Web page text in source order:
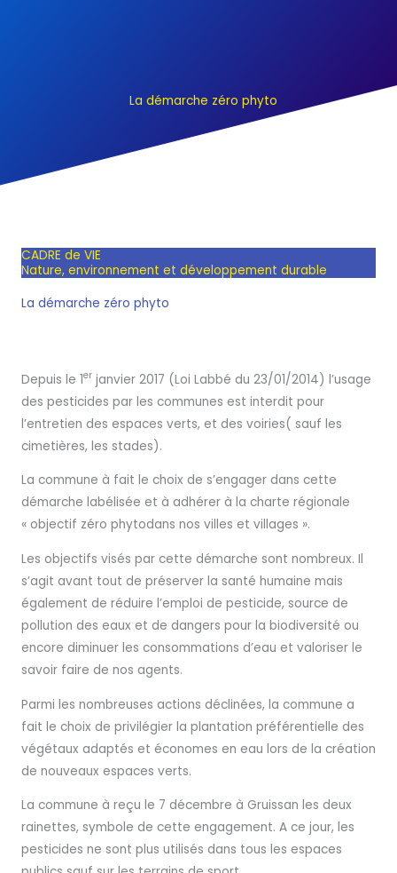
La démarche zéro phyto
CADRE de VIE
Nature, environnement et développement durable
La démarche zéro phyto
Depuis le 1er janvier 2017 (Loi Labbé du 23/01/2014) l’usage
des pesticides par les communes est interdit pour
l’entretien des espaces verts, et des voiries( sauf les
cimetières, les stades).
La commune à fait le choix de s’engager dans cette
démarche labélisée et à adhérer à la charte régionale
« objectif zéro phytodans nos villes et villages ».
Les objectifs visés par cette démarche sont nombreux. Il
s’agit avant tout de préserver la santé humaine mais
également de réduire l’emploi de pesticide, source de
pollution des eaux et de dangers pour la biodiversité ou
encore diminuer les consommations d’eau et valoriser le
savoir faire de nos agents.
Parmi les nombreuses actions déclinées, la commune a
fait le choix de privilégier la plantation préférentielle des
végétaux adaptés et économes en eau lors de la création
de nouveaux espaces verts.
La commune à reçu le 7 décembre à Gruissan les deux
rainettes, symbole de cette engagement. A ce jour, les
pesticides ne sont plus utilisés dans tous les espaces